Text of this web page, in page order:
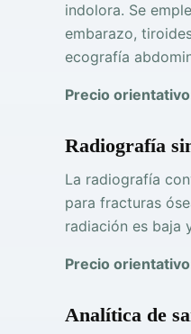
indolora. Se
embarazo,
ecografía
Precio
Radiografía
La radiografía
para fracturas
radiación es baja
Precio
Analítica de